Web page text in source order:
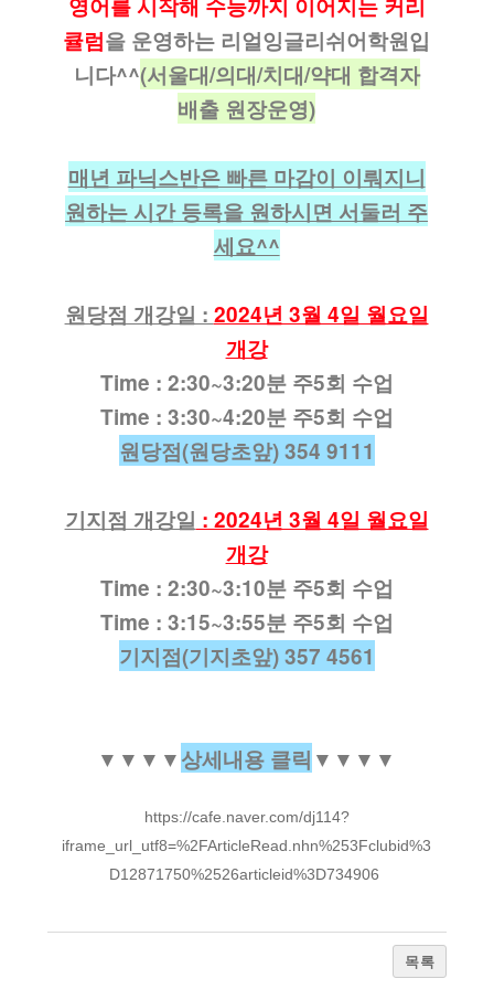
영어를 시작해 수능까지 이어지는 커리
큘럼을 운영하는 리얼잉글리쉬어학원입
니다^^(서울대/의대/치대/약대 합격자
배출 원장운영)
매년 파닉스반은 빠른 마감이 이뤄지니
원하는 시간 등록을 원하시면 서둘러 주
세요^^
원당점 개강일 : 2024년 3월 4일 월요일
개강
Time : 2:30~3:20분 주5회 수업
Time : 3:30~4:20분 주5회 수업
원당점(원당초앞) 354 9111
기지점 개강일 : 2024년 3월 4일 월요일
개강
Time : 2:30~3:10분 주5회 수업
Time : 3:15~3:55분 주5회 수업
기지점(기지초앞) 357 4561
▼ ▼ ▼ ▼상세내용 클릭 ▼ ▼ ▼ ▼
https://cafe.naver.com/dj114?
iframe_url_utf8=%2FArticleRead.nhn%253Fclubid%3
D12871750%2526articleid%3D734906
목록